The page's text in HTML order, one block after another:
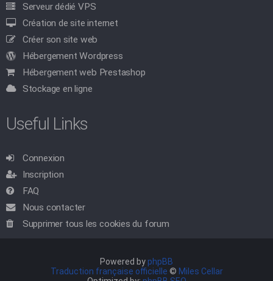
Serveur dédié VPS
Création de site internet
Créer son site web
Hébergement Wordpress
Hébergement web Prestashop
Stockage en ligne
Useful Links
Connexion
Inscription
FAQ
Nous contacter
Supprimer tous les cookies du forum
Powered byphpBB
Traduction française officielle © Miles Cellar